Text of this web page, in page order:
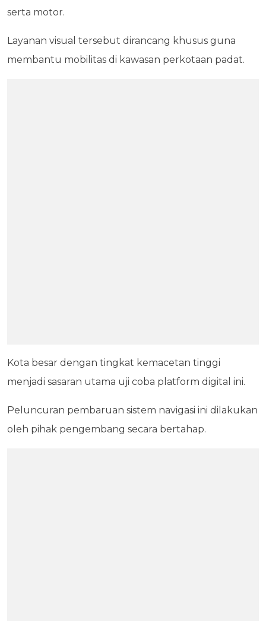
serta motor.
Layanan visual tersebut dirancang khusus guna
membantu mobilitas di kawasan perkotaan padat.
Kota besar dengan tingkat kemacetan tinggi
menjadi sasaran utama uji coba platform digital ini.
Peluncuran pembaruan sistem navigasi ini dilakukan
oleh pihak pengembang secara bertahap.